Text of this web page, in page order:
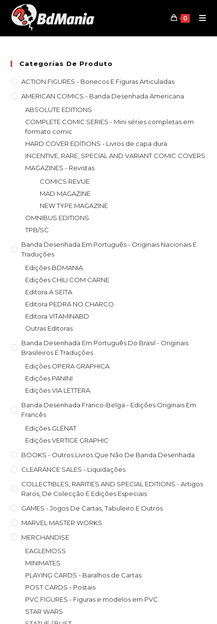
content
0
Categorias De Produto
ACTION FIGURES - Bonecos E Figuras Articuladas
AMERICAN COMICS - Banda Desenhada Americana
ABSOLUTE EDITIONS
COMPLETE COMIC SERIES - Mini séries completas em
formato comic
HARD COVER EDITIONS - Livros de capa dura
INCENTIVE, RARE, SPECIAL AND VARIANT COMIC COVERS
MAGAZINES - Revistas
COMICS REVUE
MAD MAGAZINE
NEW TYPE MAGAZINE
OMNIBUS EDITIONS
TPB/SC
Banda Desenhada Em Português - Originais Nacionais E
Traduções
Edições BDMANIA
Edições CHILI COM CARNE
Editora A SEITA
Editora PEDRA NO CHARCO
Editora VITAMINABD
Outras Editoras
Banda Desenhada Em Português Do Brasil - Originais
Brasileiros E Traduções
Edições OPERA GRAPHICA
Edições PANINI
Edições VIA LETTERA
Banda Desenhada Franco-Belga - Edições Originais Em
Francês
Edições GLÉNAT
Edições VERTIGE GRAPHIC
BOOKS - Outros Livros Que Não De Banda Desenhada
CLEARANCE SALES - Liquidações
COLLECTIBLES, RARITIES AND SPECIAL EDITIONS - Artigos
Raros, De Colecção E Edições Especiais
GAMES - Jogos De Cartas, Tabuleiro E Outros
MARVEL MASTER WORKS
MERCHANDISE
EAGLEMOSS
MINIMATES
PLAYING CARDS - Baralhos de Cartas
POST CARDS - Postais
PVC FIGURES - Figuras e modelos em PVC
STAR WARS